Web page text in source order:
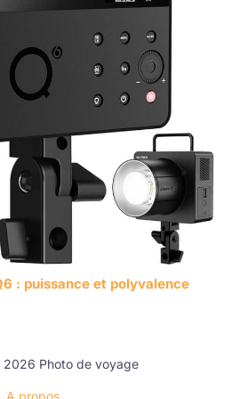
: puissance et polyvalence
Photo de voyage
A propos